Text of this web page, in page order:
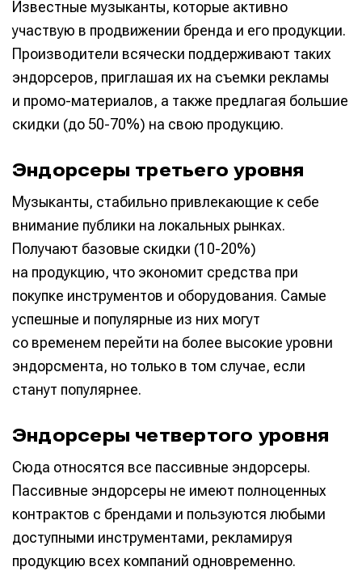
Известные музыканты, которые активно
участвую в продвижении бренда и его продукции.
Производители всячески поддерживают таких
эндорсеров, приглашая их на съемки рекламы
и промо-материалов, а также предлагая большие
скидки (до 50-70%) на свою продукцию.
Эндорсеры третьего уровня
Музыканты, стабильно привлекающие к себе
внимание публики на локальных рынках.
Получают базовые скидки (10-20%)
на продукцию, что экономит средства при
покупке инструментов и оборудования. Самые
успешные и популярные из них могут
со временем перейти на более высокие уровни
эндорсмента, но только в том случае, если
станут популярнее.
Эндорсеры четвертого уровня
Сюда относятся все пассивные эндорсеры.
Пассивные эндорсеры не имеют полноценных
контрактов с брендами и пользуются любыми
доступными инструментами, рекламируя
продукцию всех компаний одновременно.